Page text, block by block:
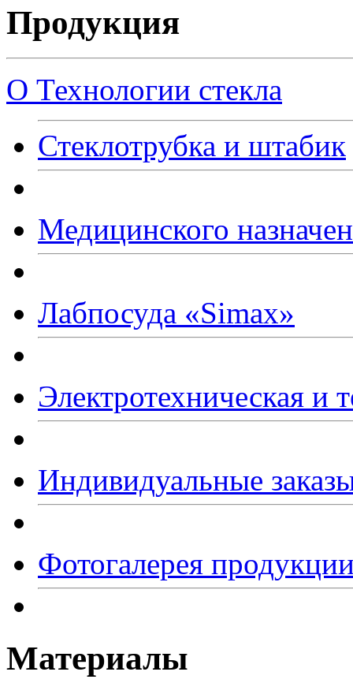
Продукция
О Технологии стекла
Стеклотрубка и штабик
Медицинского
Лабпосуда «Simax»
Электротехническая и
Индивидуальные
Фотогалерея
Материалы